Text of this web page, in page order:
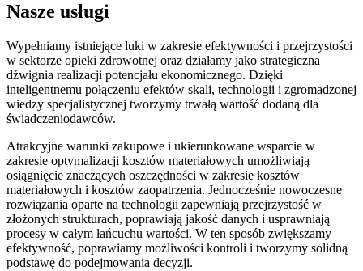
Nasze usługi
Wypełniamy istniejące luki w zakresie efektywności i przejrzystości
w sektorze opieki zdrowotnej oraz działamy jako strategiczna
dźwignia realizacji potencjału ekonomicznego. Dzięki
inteligentnemu połączeniu efektów skali, technologii i zgromadzonej
wiedzy specjalistycznej tworzymy trwałą wartość dodaną dla
świadczeniodawców.
Atrakcyjne warunki zakupowe i ukierunkowane wsparcie w
zakresie optymalizacji kosztów materiałowych umożliwiają
osiągnięcie znaczących oszczędności w zakresie kosztów
materiałowych i kosztów zaopatrzenia. Jednocześnie nowoczesne
rozwiązania oparte na technologii zapewniają przejrzystość w
złożonych strukturach, poprawiają jakość danych i usprawniają
procesy w całym łańcuchu wartości. W ten sposób zwiększamy
efektywność, poprawiamy możliwości kontroli i tworzymy solidną
podstawę do podejmowania decyzji.